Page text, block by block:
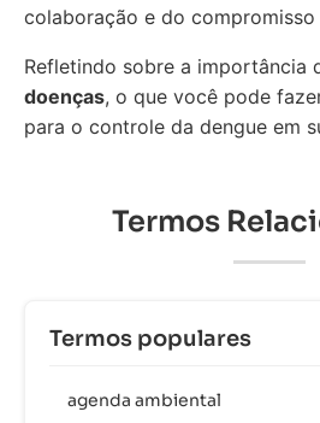
colaboração e do compromisso
Refletindo sobre a importância
doenças, o que você pode
para o controle da dengue em
Termos
Termos populares
agenda ambiental